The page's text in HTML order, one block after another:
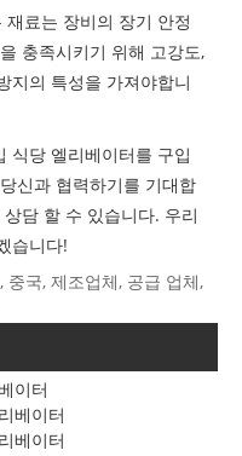
료는 장비의 장기 안정
충족시키기 위해 고강도,
지의 특성을 가져야합니
식당 엘리베이터를 구입
신과 협력하기를 기대합
담 할 수 있습니다. 우리
습니다!
국, 제조업체, 공급 업체,
이터
베이터
베이터